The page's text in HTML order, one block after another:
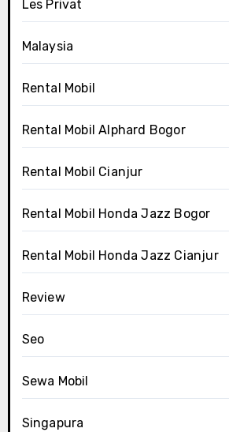
Les Privat
Malaysia
Rental Mobil
Rental Mobil Alphard Bogor
Rental Mobil Cianjur
Rental Mobil Honda Jazz Bogor
Rental Mobil Honda Jazz Cianjur
Review
Seo
Sewa Mobil
Singapura